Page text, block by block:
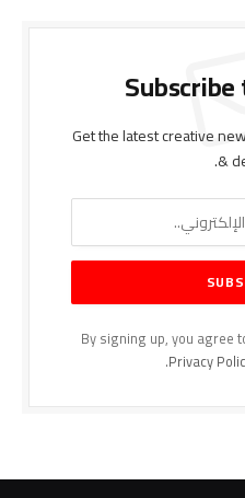
Get the latest creative
&
Privacy